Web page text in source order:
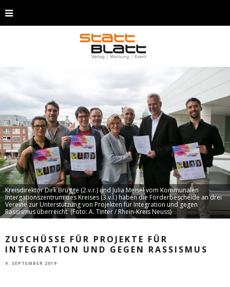
Kreisdirektor Dirk Brügge (2.v.r.) und Julia Meisel vom Kommunalen
Intergationszentrum des Kreises (3.v.l.) haben die Förderbescheide an drei
Vereine zur Unterstützung von Projekten für Integration und gegen
Rassismus überreicht. (Foto: A. Tinter / Rhein-Kreis Neuss)
ZUSCHÜSSE FÜR PROJEKTE FÜR
INTEGRATION UND GEGEN RASSISMUS
9. SEPTEMBER 2019